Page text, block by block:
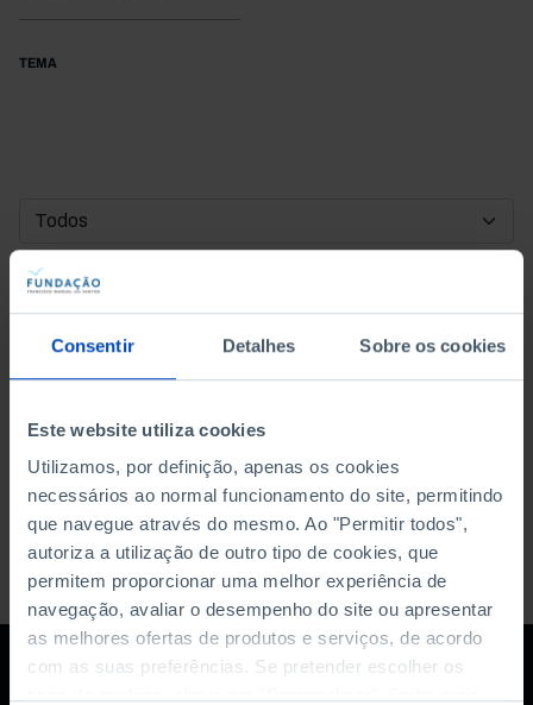
Consentir Detalhes Sobre os cookies
Este website utiliza cookies
Utilizamos, por definição, apenas os cookies
necessários ao normal funcionamento do site, permitindo
que navegue através do mesmo. Ao "Permitir todos",
autoriza a utilização de outro tipo de cookies, que
permitem proporcionar uma melhor experiência de
navegação, avaliar o desempenho do site ou apresentar
as melhores ofertas de produtos e serviços, de acordo
com as suas preferências. Se pretender escolher os
TEMA
DATA DE INÍCIO
DATA DE FIM